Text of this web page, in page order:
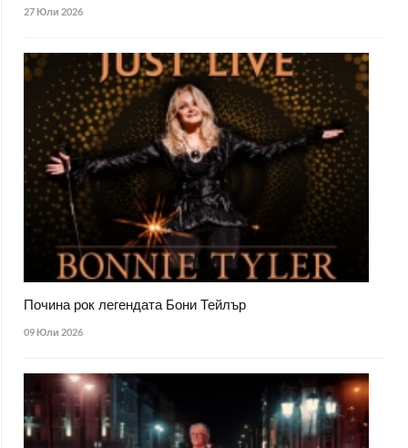
27 Юли 2026
Почина рок легендата Бони Тейлър
09 Юли 2026